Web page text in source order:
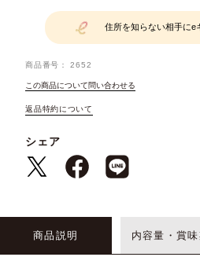
住所を知らない相手にe
商品番号 2652
この商品について問い合わせる
返品特約について
シェア
商品説明 内容量・賞味